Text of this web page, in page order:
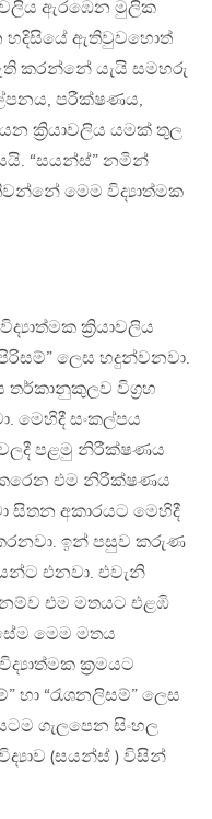
ඇරඹෙන මුලික
ඇතිවුවහොත්
කරන්නේ යැයි සමහරු
පරීක්ෂණය,
ක්‍රියාවලිය යමක් තුල
“සයන්ස්” නමින්
මෙම විද්‍යාත්මක
ක්‍රියාවලිය
ලෙස හදුන්වනවා.
විග්‍රහ
මෙහිදී සංකල්පය
පළමු නිරීක්ෂණය
එම නිරීක්ෂණය
සිතන අකාරයට මෙහිදී
ඉන් පසුව කරුණ
එනවා. එවැනි
එම මතයට එළඹි
මෙම මතය
ක්‍රමයට
හා “රැශනලිසම්” ලෙස
ගැලපෙන සිංහල
(සයන්ස් ) විසින්